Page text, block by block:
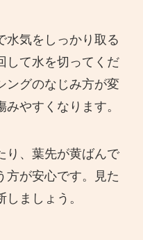
水気をしっかり取る
して水を切ってくだ
ングのなじみ方が変
やすくなります。
り、葉先が黄ばんで
方が安心です。見た
ましょう。